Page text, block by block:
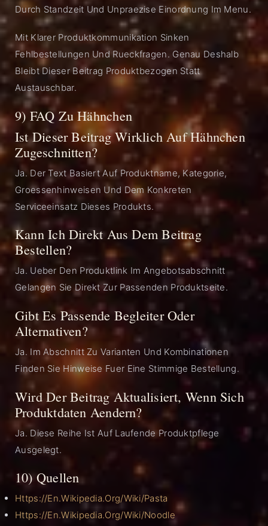
Durch Standzeit Und Unpraezise Einordnung Im Menu.
Mit Klarer Produktkommunikation Sinken
Fehlbestellungen Und Rueckfragen. Genau Deshalb
Bleibt Dieser Beitrag Produktbezogen Statt
Austauschbar.
9) FAQ Zu Hähnchen
Ist Dieser Beitrag Wirklich Auf Hähnchen
Zugeschnitten?
Ja. Der Text Basiert Auf Produktname, Kategorie,
Groessenhinweisen Und Dem Konkreten
Serviceeinsatz Dieses Produkts.
Kann Ich Direkt Aus Dem Beitrag
Bestellen?
Ja. Ueber Den Produktlink Im Angebotsabschnitt
Gelangen Sie Direkt Zur Passenden Produktseite.
Gibt Es Passende Begleiter Oder
Alternativen?
Ja. Im Abschnitt Zu Varianten Und Kombinationen
Finden Sie Hinweise Fuer Eine Stimmige Bestellung.
Wird Der Beitrag Aktualisiert, Wenn Sich
Produktdaten Aendern?
Ja. Diese Reihe Ist Auf Laufende Produktpflege
Ausgelegt.
10) Quellen
Https://en.wikipedia.org/wiki/Pasta
Https://en.wikipedia.org/wiki/Noodle